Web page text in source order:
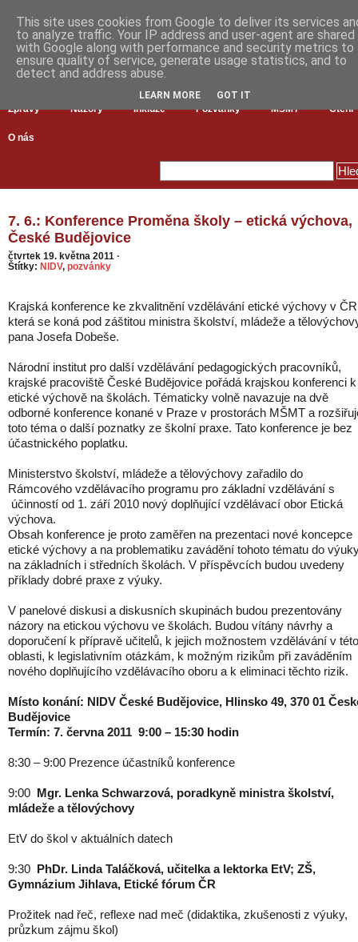
Zprávy Názory Inkluze Pozvánky MŠMT Čtení
O nás
7. 6.: Konference Proměna školy – etická výchova,
České Budějovice
čtvrtek 19. května 2011 ·
Štítky: NIDV, pozvánky
Krajská konference ke zkvalitnění vzdělávání etické výchovy v
která se koná pod záštitou ministra školství, mládeže a
pana Josefa Dobeše.
Národní institut pro další vzdělávání pedagogických pracovníků,
krajské pracoviště České Budějovice pořádá krajskou konferenci k
etické výchově na školách. Tématicky volně navazuje na dvě
odborné konference konané v Praze v prostorách MŠMT a
toto téma o další poznatky ze školní praxe. Tato konference je bez
účastnického poplatku.
Ministerstvo školství, mládeže a tělovýchovy zařadilo do
Rámcového vzdělávacího programu pro základní vzdělávání s
účinností od 1. září 2010 nový doplňující vzdělávací obor Etická
výchova.
Obsah konference je proto zaměřen na prezentaci nové koncepce
etické výchovy a na problematiku zavádění tohoto tématu do
na základních i středních školách. V příspěvcích budou uvedeny
příklady dobré praxe z výuky.
V panelové diskusi a diskusních skupinách budou prezentovány
názory na etickou výchovu ve školách. Budou vítány návrhy a
doporučení k přípravě učitelů, k jejich možnostem vzdělávání v této
oblasti, k legislativním otázkám, k možným rizikům při zaváděním
nového doplňujícího vzdělávacího oboru a k eliminaci těchto rizik.
Místo konání: NIDV České Budějovice, Hlinsko 49, 370 01
Budějovice
Termín: 7. června 2011 9:00 – 15:30 hodin
8:30 – 9:00 Prezence účastníků konference
9:00 Mgr. Lenka Schwarzová, poradkyně ministra školství,
mládeže a tělovýchovy
EtV do škol v aktuálních datech
9:30 PhDr. Linda Taláčková, učitelka a lektorka EtV; ZŠ,
Gymnázium Jihlava, Etické fórum ČR
Prožitek nad řeč, reflexe nad meč (didaktika, zkušenosti z výuky,
průzkum zájmu škol)
This site uses cookies from Google to deliver its services
to analyze traffic. Your IP address and user-agent are shared
with Google along with performance and security metrics to
ensure quality of service, generate usage statistics, and to
detect and address abuse.
LEARN MORE GOT IT